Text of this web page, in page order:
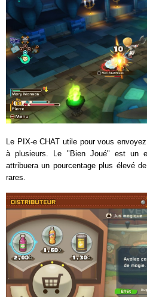
Le PIX-e CHAT utile pour vous
à plusieurs. Le "Bien Joué" est un
attribuera un pourcentage plus élevé
rares.